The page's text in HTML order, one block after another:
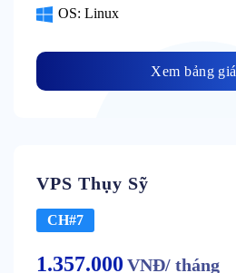
OS: Linux
Xem bảng giá
VPS Thụy Sỹ
CH#7
1.357.000 VNĐ/ tháng